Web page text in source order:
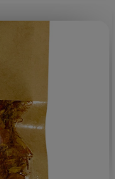
z nami Twoimi